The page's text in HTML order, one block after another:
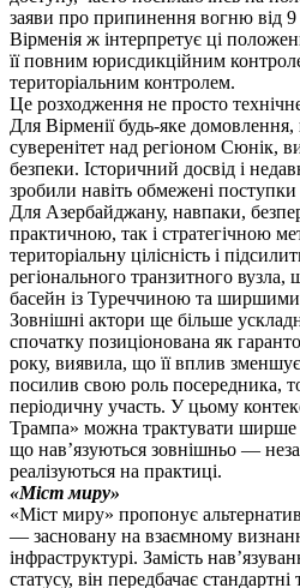
заяви про припинення вогню від 9
Вірменія ж інтерпретує ці
її повним юрисдикційним
територіальним контролем.
Це розходження не просто
Для Вірменії будь-яке
суверенітет над регіоном Сюнік,
безпеки. Історичний досвід і
зробили навіть обмежені
Для Азербайджану, навпаки,
практичною, так і стратегічною
територіальну цілісність і
регіонального транзитного вузла,
басейн із Туреччиною та ширшими
Зовнішні актори ще більше
спочатку позиціонована як
року, виявила, що її вплив
посилив свою роль посередника,
періодичну участь. У цьому
Трампа» можна трактувати ширше
що нав’язуються зовнішньо —
реалізуються на практиці.
«Міст миру»
«Міст миру» пропонує
— засновану на взаємному
інфраструктурі. Замість
статусу, він передбачає